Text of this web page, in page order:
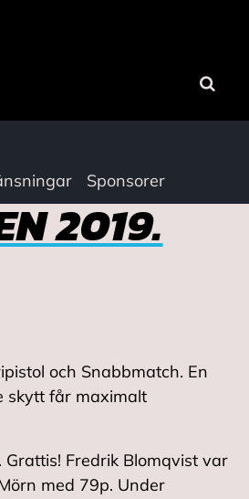
Sponsorer
2019.
och Snabbmatch. En
skytt får maximalt
Fredrik Blomqvist var
med 79p. Under